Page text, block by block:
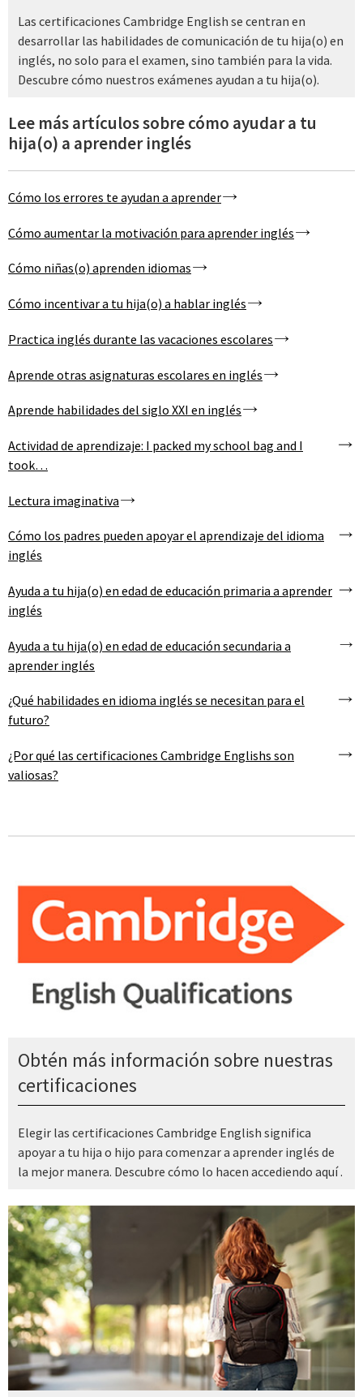
Las certificaciones Cambridge English se centran en
desarrollar las habilidades de comunicación de tu hija(o) en
inglés, no solo para el examen, sino también para la vida.
Descubre cómo nuestros exámenes ayudan a tu hija(o).
Lee más artículos sobre cómo ayudar a tu
hija(o) a aprender inglés
Cómo los errores te ayudan a aprender
Cómo aumentar la motivación para aprender inglés
Cómo niñas(o) aprenden idiomas
Cómo incentivar a tu hija(o) a hablar inglés
Practica inglés durante las vacaciones escolares
Aprende otras asignaturas escolares en inglés
Aprende habilidades del siglo XXI en inglés
Actividad de aprendizaje: I packed my school bag and I
took…
Lectura imaginativa
Cómo los padres pueden apoyar el aprendizaje del idioma
inglés
Ayuda a tu hija(o) en edad de educación primaria a aprender
inglés
Ayuda a tu hija(o) en edad de educación secundaria a
aprender inglés
¿Qué habilidades en idioma inglés se necesitan para el
futuro?
¿Por qué las certificaciones Cambridge Englishs son
valiosas?
Obtén más información sobre nuestras
certificaciones
Elegir las certificaciones Cambridge English significa
apoyar a tu hija o hijo para comenzar a aprender inglés de
la mejor manera. Descubre cómo lo hacen accediendo aquí .